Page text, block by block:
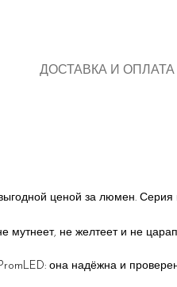
ДОСТАВКА И ОПЛАТА
ценой за люмен.
мутнеет, не желтеет и не
она надёжна и